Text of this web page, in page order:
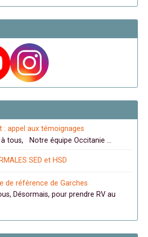
: appel aux témoignages
tous, Notre équipe Occitanie …
SED et HSD
de référence de Garches
Désormais, pour prendre RV au